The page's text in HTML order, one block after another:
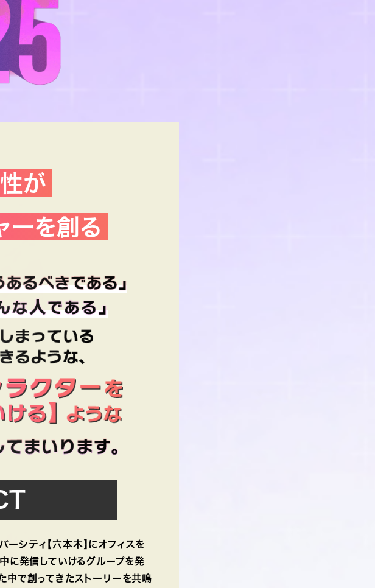
が
ーを創る
シティ【六本木】にオフィスを
に発信していけるグループを発
中で創ってきたストーリーを共鳴